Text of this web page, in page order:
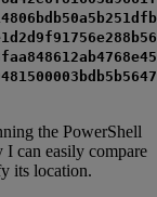
the PowerShell
can easily compare
its location.